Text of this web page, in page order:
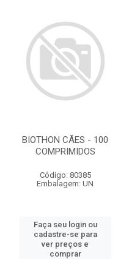
BIOTHON CÃES - 100
COMPRIMIDOS
Código: 80385
Embalagem: UN
Faça seu login ou
cadastre-se para
ver preços e
comprar